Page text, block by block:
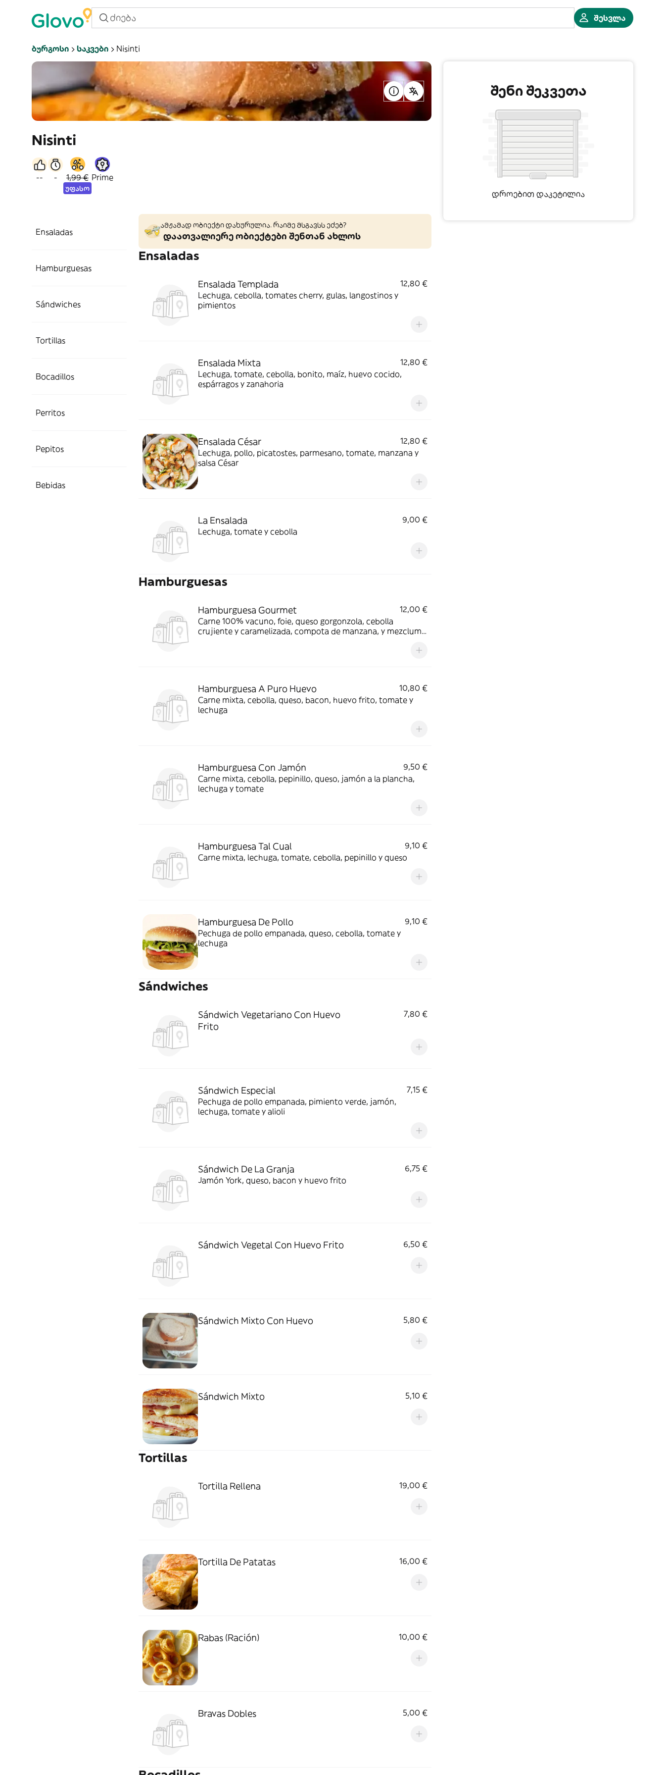
შესვლა
Ბურგოსი Საკვები Nisinti
Nisinti
-- - 1,99 €
უფასო
Prime
Ensaladas
Hamburguesas
Sándwiches
Tortillas
Bocadillos
Perritos
Pepitos
Bebidas
ამჟამად ობიექტი დახურულია. რაიმე მსგავსს ეძებ?
დაათვალიერე ობიექტები შენთან ახლოს
Ensaladas
Ensalada Templada
12,80 €
Lechuga, cebolla, tomates cherry, gulas, langostinos y
pimientos
Ensalada Mixta
12,80 €
Lechuga, tomate, cebolla, bonito, maíz, huevo cocido,
espárragos y zanahoria
Ensalada César
12,80 €
Lechuga, pollo, picatostes, parmesano, tomate, manzana y
salsa César
La Ensalada
9,00 €
Lechuga, tomate y cebolla
Hamburguesas
Hamburguesa Gourmet
12,00 €
Carne 100% vacuno, foie, queso gorgonzola, cebolla
crujiente y caramelizada, compota de manzana, y mezclum
Hamburguesa A Puro Huevo
10,80 €
Carne mixta, cebolla, queso, bacon, huevo frito, tomate y
lechuga
Hamburguesa Con Jamón
9,50 €
Carne mixta, cebolla, pepinillo, queso, jamón a la plancha,
lechuga y tomate
Hamburguesa Tal Cual
9,10 €
Carne mixta, lechuga, tomate, cebolla, pepinillo y queso
Hamburguesa De Pollo
9,10 €
Pechuga de pollo empanada, queso, cebolla, tomate y
lechuga
Sándwiches
Sándwich Vegetariano Con Huevo
Frito
7,80 €
Sándwich Especial
7,15 €
Pechuga de pollo empanada, pimiento verde, jamón,
lechuga, tomate y alioli
Sándwich De La Granja
6,75 €
Jamón York, queso, bacon y huevo frito
Sándwich Vegetal Con Huevo Frito 6,50 €
Sándwich Mixto Con Huevo 5,80 €
Sándwich Mixto 5,10 €
Tortillas
Tortilla Rellena 19,00 €
Tortilla De Patatas 16,00 €
Rabas (Ración) 10,00 €
Bravas Dobles 5,00 €
შენი შეკვეთა
დროებით დაკეტილია